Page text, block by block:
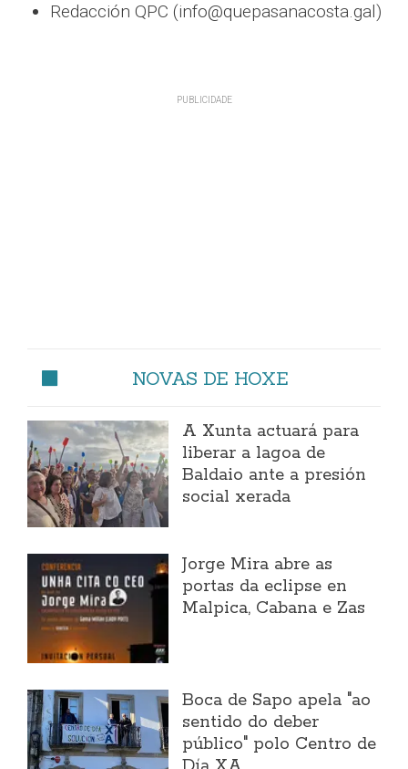
Redacción QPC (info@quepasanacosta.gal)
NOVAS DE HOXE
A Xunta actuará para
liberar a lagoa de
Baldaio ante a presión
social xerada
Jorge Mira abre as
portas da eclipse en
Malpica, Cabana e Zas
Boca de Sapo apela "ao
sentido do deber
público" polo Centro de